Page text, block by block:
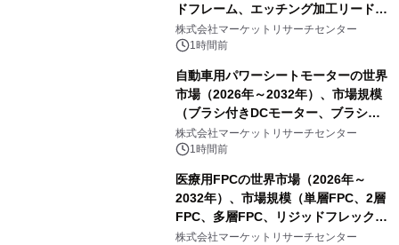
ドフレーム、エッチング加工リードフ
レーム）・分析レポートを発表
株式会社マーケットリサーチセンター
1時間前
自動車用パワーシートモーターの世界
市場（2026年～2032年）、市場規模
（ブラシ付きDCモーター、ブラシレ
スDCモーター）・分析レポートを発
表
株式会社マーケットリサーチセンター
1時間前
医療用FPCの世界市場（2026年～
2032年）、市場規模（単層FPC、2層
FPC、多層FPC、リジッドフレックス
PCB）・分析レポートを発表
株式会社マーケットリサーチセンター